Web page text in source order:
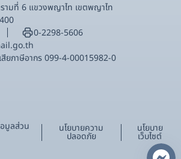
ามที่ 6 แขวงพญาไท เขตพญาไท
0-2298-5606
สียภาษีอากร 099-4-00015982-0
มูลส่วน
นโยบายความ
ปลอดภัย
นโยบาย
เว็บไซต์